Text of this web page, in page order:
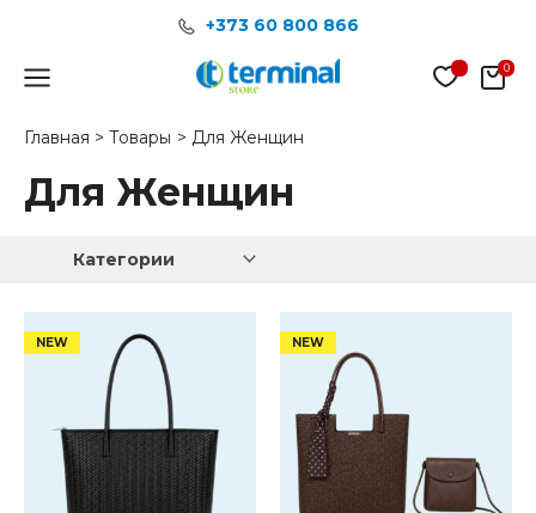
содержимому
+373 60 800 866
Main
Главная Товары Для Женщин
Для Женщин
Категории